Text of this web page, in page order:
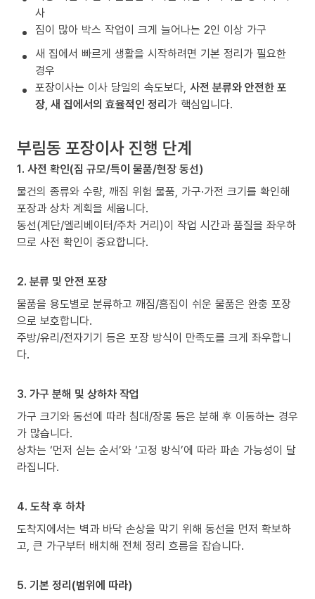
사
짐이 많아 박스 작업이 크게 늘어나는 2인 이상 가구
새 집에서 빠르게 생활을 시작하려면 기본 정리가 필요한
경우
포장이사는 이사 당일의 속도보다, 사전 분류와 안전한 포
장, 새 집에서의 효율적인 정리가 핵심입니다.
부림동 포장이사 진행 단계
1. 사전 확인(짐 규모/특이 물품/현장 동선)
물건의 종류와 수량, 깨짐 위험 물품, 가구·가전 크기를 확인해
포장과 상차 계획을 세웁니다.
동선(계단/엘리베이터/주차 거리)이 작업 시간과 품질을 좌우하
므로 사전 확인이 중요합니다.
2. 분류 및 안전 포장
물품을 용도별로 분류하고 깨짐/흠집이 쉬운 물품은 완충 포장
으로 보호합니다.
주방/유리/전자기기 등은 포장 방식이 만족도를 크게 좌우합니
다.
3. 가구 분해 및 상하차 작업
가구 크기와 동선에 따라 침대/장롱 등은 분해 후 이동하는 경우
가 많습니다.
상차는 ‘먼저 싣는 순서’와 ‘고정 방식’에 따라 파손 가능성이 달
라집니다.
4. 도착 후 하차
도착지에서는 벽과 바닥 손상을 막기 위해 동선을 먼저 확보하
고, 큰 가구부터 배치해 전체 정리 흐름을 잡습니다.
5. 기본 정리(범위에 따라)